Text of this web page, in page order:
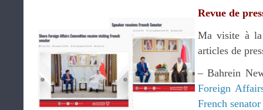
Revue de
Ma visite à
articles de
– Bahrein
Foreign
French senator